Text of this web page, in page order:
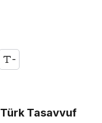
-
Tasavvuf